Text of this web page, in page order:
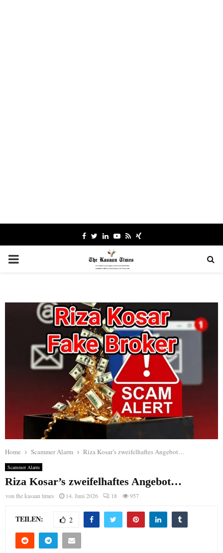
Facebook
TwitterLinkedinYoutube
RssXing
PRIMARY
Home Scammer Alarm Riza Kosar’s zweifelhaftes Angebot…
Scammer Alarm
Riza Kosar’s zweifelhaftes Angebot…
vonthe kasaan times 14. Juni 2026 18 957
TEILEN: 2